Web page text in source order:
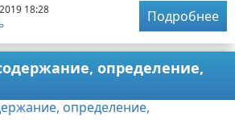
18:28
Подробнее
определение,